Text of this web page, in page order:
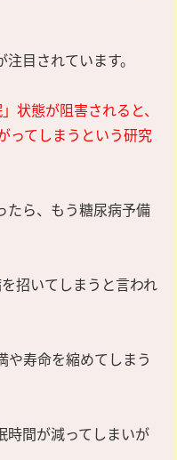
目されています。
状態が阻害されると、
ってしまうという研究
たら、もう糖尿病予備
招いてしまうと言われ
や寿命を縮めてしまう
時間が減ってしまいが